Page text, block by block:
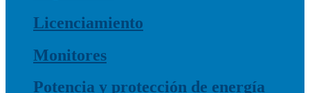
Licenciamiento
Monitores
Potencia y protección de energía